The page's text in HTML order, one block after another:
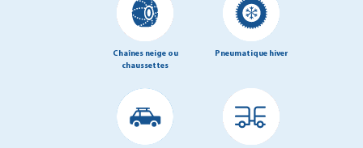
Chaînes neige ou
chaussettes
Pneumatique hiver